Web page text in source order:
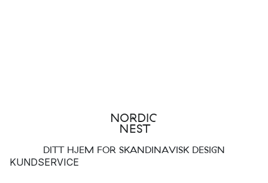
DITT HJEM FOR SKANDINAVISK DESIGN
KUNDSERVICE